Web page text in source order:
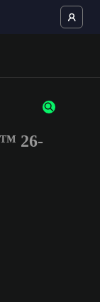
numbers
26-